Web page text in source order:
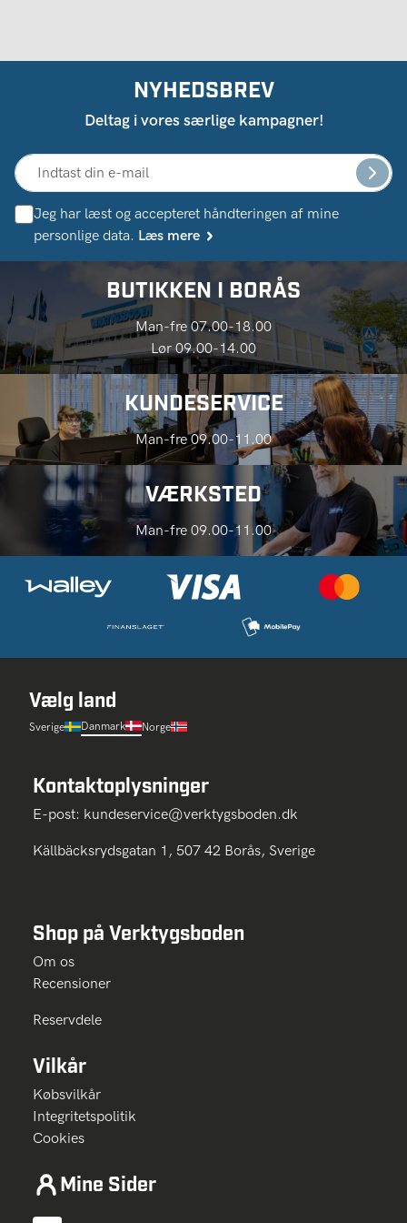
NYHEDSBREV
Deltag i vores særlige kampagner!
Jeg har læst og accepteret håndteringen af ​​mine
personlige data. Læs mere
BUTIKKEN I BORÅS
Man-fre 07.00-18.00
Lør 09.00-14.00
KUNDESERVICE
Man-fre 09.00-11.00
VÆRKSTED
Man-fre 09.00-11.00
Vælg land
Sverige Danmark Norge
Kontaktoplysninger
E-post: kundeservice@verktygsboden.dk
Källbäcksrydsgatan 1, 507 42 Borås, Sverige
Shop på Verktygsboden
Om os
Recensioner
Reservdele
Vilkår
Købsvilkår
Integritetspolitik
Cookies
Mine Sider